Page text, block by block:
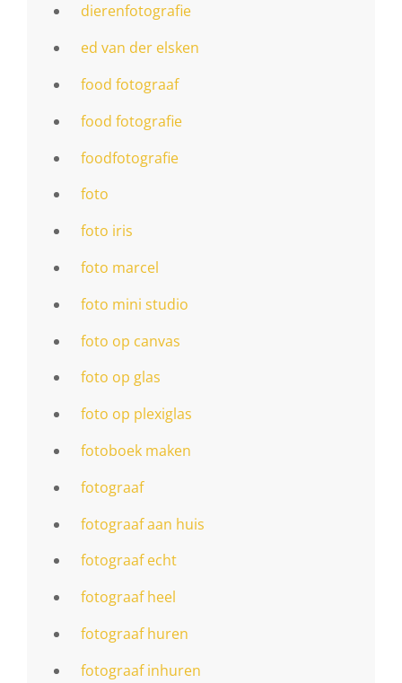
dierenfotografie
ed van der elsken
food fotograaf
food fotografie
foodfotografie
foto
foto iris
foto marcel
foto mini studio
foto op canvas
foto op glas
foto op plexiglas
fotoboek maken
fotograaf
fotograaf aan huis
fotograaf echt
fotograaf heel
fotograaf huren
fotograaf inhuren